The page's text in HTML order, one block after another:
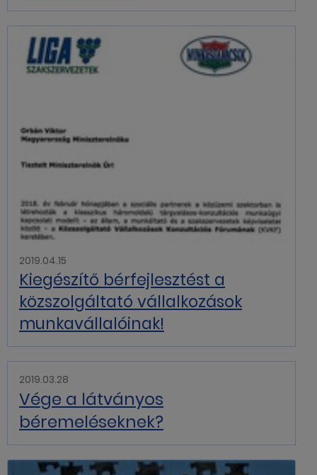
2019.04.15
Kiegészítő bérfejlesztést a
közszolgáltató vállalkozások
munkavállalóinak!
2019.03.28
Vége a látványos
béremeléseknek?